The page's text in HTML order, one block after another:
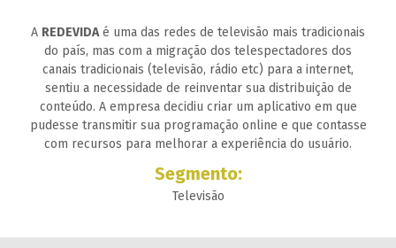
A REDEVIDAé uma das redes de televisão mais tradicionais
do país, mas com a migração dos telespectadores dos
canais tradicionais (televisão, rádio etc) para a internet,
sentiu a necessidade de reinventar sua distribuição de
conteúdo. A empresa decidiu criar um aplicativo em que
pudesse transmitir sua programação online e que contasse
com recursos para melhorar a experiência do usuário.
Segmento:
Televisão